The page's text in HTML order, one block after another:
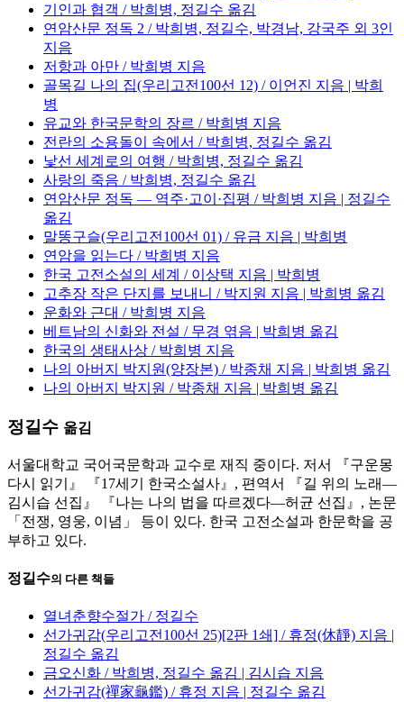
기인과 협객 / 박희병, 정길수 옮김
연암산문 정독 2 / 박희병, 정길수, 박경남, 강국주 외 3인
지음
저항과 아만 / 박희병 지음
골목길 나의 집(우리고전100선 12) / 이언진 지음 | 박희
병
유교와 한국문학의 장르 / 박희병 지음
전란의 소용돌이 속에서 / 박희병, 정길수 옮김
낯선 세계로의 여행 / 박희병, 정길수 옮김
사랑의 죽음 / 박희병, 정길수 옮김
연암산문 정독 ― 역주·고이·집평 / 박희병 지음 | 정길수
옮김
말똥구슬(우리고전100선 01) / 유금 지음 | 박희병
연암을 읽는다 / 박희병 지음
한국 고전소설의 세계 / 이상택 지음 | 박희병
고추장 작은 단지를 보내니 / 박지원 지음 | 박희병 옮김
운화와 근대 / 박희병 지음
베트남의 신화와 전설 / 무경 엮음 | 박희병 옮김
한국의 생태사상 / 박희병 지음
나의 아버지 박지원(양장본) / 박종채 지음 | 박희병 옮김
나의 아버지 박지원 / 박종채 지음 | 박희병 옮김
정길수 옮김
서울대학교 국어국문학과 교수로 재직 중이다. 저서 『구운몽
다시 읽기』 『17세기 한국소설사』, 편역서 『길 위의 노래―
김시습 선집』 『나는 나의 법을 따르겠다―허균 선집』, 논문
「전쟁, 영웅, 이념」 등이 있다. 한국 고전소설과 한문학을 공
부하고 있다.
정길수의 다른 책들
열녀춘향수절가 / 정길수
선가귀감(우리고전100선 25)[2판 1쇄] / 휴정(休靜) 지음 |
정길수 옮김
금오신화 / 박희병, 정길수 옮김 | 김시습 지음
선가귀감(禪家龜鑑) / 휴정 지음 | 정길수 옮김